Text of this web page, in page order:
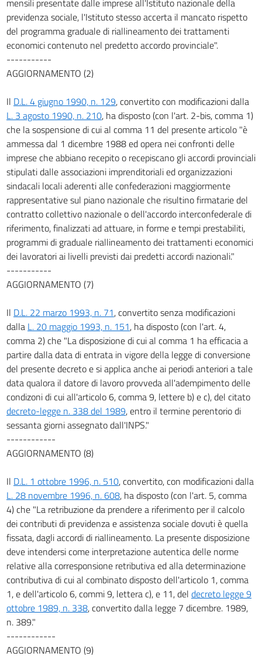
mensili presentate dalle imprese all'Istituto nazionale della
previdenza sociale, l'Istituto stesso accerta il mancato rispetto
del programma graduale di riallineamento dei trattamenti
economici contenuto nel predetto accordo provinciale".
-----------
AGGIORNAMENTO (2)
Il D.L. 4 giugno 1990, n. 129, convertito con modificazioni dalla
L. 3 agosto 1990, n. 210, ha disposto (con l'art. 2-bis, comma 1)
che la sospensione di cui al comma 11 del presente articolo "è
ammessa dal 1 dicembre 1988 ed opera nei confronti delle
imprese che abbiano recepito o recepiscano gli accordi provinciali
stipulati dalle associazioni imprenditoriali ed organizzazioni
sindacali locali aderenti alle confederazioni maggiormente
rappresentative sul piano nazionale che risultino firmatarie del
contratto collettivo nazionale o dell'accordo interconfederale di
riferimento, finalizzati ad attuare, in forme e tempi prestabiliti,
programmi di graduale riallineamento dei trattamenti economici
dei lavoratori ai livelli previsti dai predetti accordi nazionali."
-----------
AGGIORNAMENTO (7)
Il D.L. 22 marzo 1993, n. 71, convertito senza modificazioni
dalla L. 20 maggio 1993, n. 151, ha disposto (con l'art. 4,
comma 2) che "La disposizione di cui al comma 1 ha efficacia a
partire dalla data di entrata in vigore della legge di conversione
del presente decreto e si applica anche ai periodi anteriori a tale
data qualora il datore di lavoro provveda all'adempimento delle
condizoni di cui all'articolo 6, comma 9, lettere b) e c), del citato
decreto-legge n. 338 del 1989, entro il termine perentorio di
sessanta giorni assegnato dall'INPS."
------------
AGGIORNAMENTO (8)
Il D.L. 1 ottobre 1996, n. 510, convertito, con modificazioni dalla
L. 28 novembre 1996, n. 608, ha disposto (con l'art. 5, comma
4) che "La retribuzione da prendere a riferimento per il calcolo
dei contributi di previdenza e assistenza sociale dovuti è quella
fissata, dagli accordi di riallineamento. La presente disposizione
deve intendersi come interpretazione autentica delle norme
relative alla corresponsione retributiva ed alla determinazione
contributiva di cui al combinato disposto dell'articolo 1, comma
1, e dell'articolo 6, commi 9, lettera c), e 11, del decreto legge 9
ottobre 1989, n. 338, convertito dalla legge 7 dicembre. 1989,
n. 389."
------------
AGGIORNAMENTO (9)